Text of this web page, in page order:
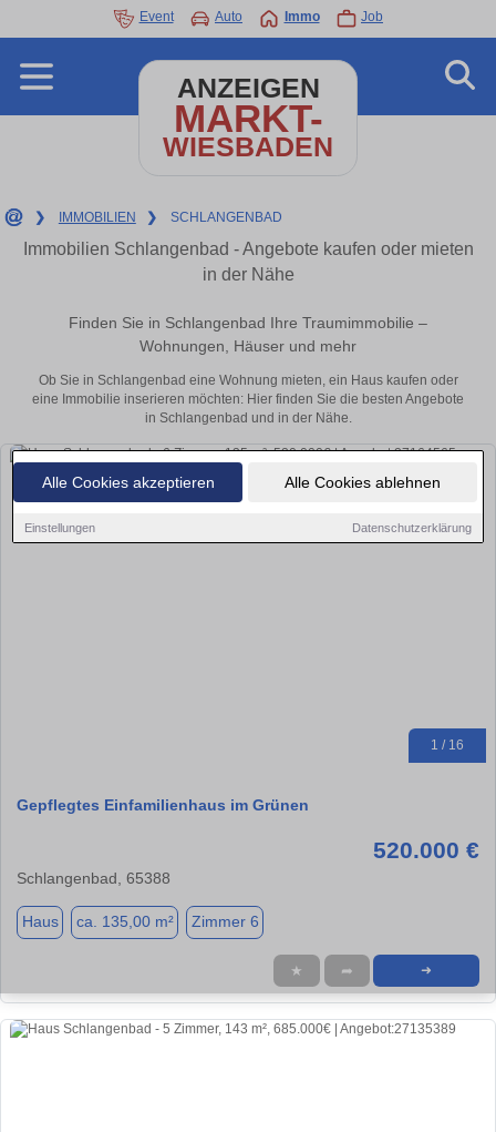
Alle Cookies akzeptieren Alle Cookies ablehnen
Einstellungen Datenschutzerklärung
Event Auto Immo Job
ANZEIGEN
MARKT-
WIESBADEN
❯ IMMOBILIEN ❯ SCHLANGENBAD
Immobilien Schlangenbad - Angebote kaufen oder mieten
in der Nähe
Finden Sie in Schlangenbad Ihre Traumimmobilie –
Wohnungen, Häuser und mehr
Ob Sie in Schlangenbad eine Wohnung mieten, ein Haus kaufen oder
eine Immobilie inserieren möchten: Hier finden Sie die besten Angebote
in Schlangenbad und in der Nähe.
1 / 16
Gepflegtes Einfamilienhaus im Grünen
520.000 €
Schlangenbad, 65388
Haus ca. 135,00 m² Zimmer 6
★ ➦ ➜